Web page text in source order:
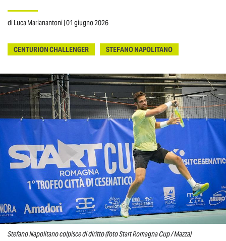
diLuca Marianantoni| 01 giugno 2026
CENTURION CHALLENGER STEFANO NAPOLITANO
Stefano Napolitano colpisce di diritto (foto Start Romagna Cup / Mazza)